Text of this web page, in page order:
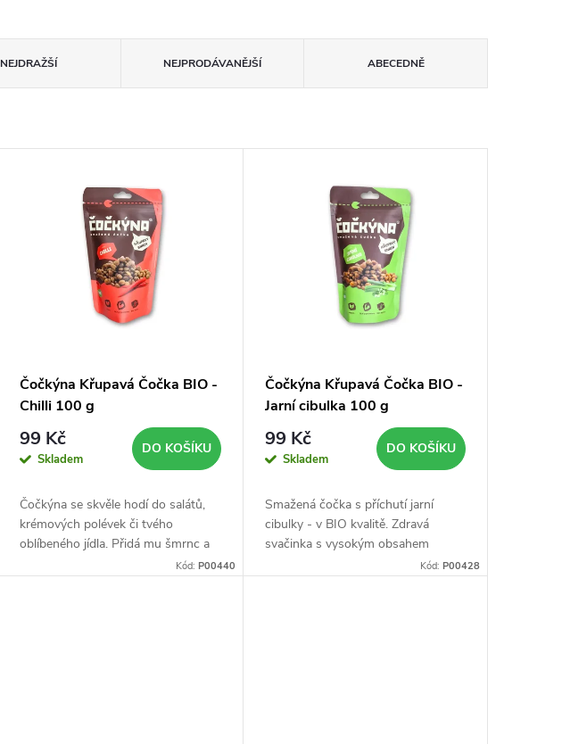
NEJDRAŽŠÍ NEJPRODÁVANĚJŠÍ ABECEDNĚ
Čočkýna Křupavá Čočka BIO -
Chilli 100 g
99 Kč
Skladem
DO KOŠÍKU
Čočkýna se skvěle hodí do salátů,
krémových polévek či tvého
oblíbeného jídla. Přidá mu šmrnc a
neodolatelnou křupavou chuť.Kód: P00440
Čočkýna Křupavá Čočka BIO -
Jarní cibulka 100 g
99 Kč
Skladem
DO KOŠÍKU
Smažená čočka s příchutí jarní
cibulky - v BIO kvalitě. Zdravá
svačinka s vysokým obsahem
Kód: P00428